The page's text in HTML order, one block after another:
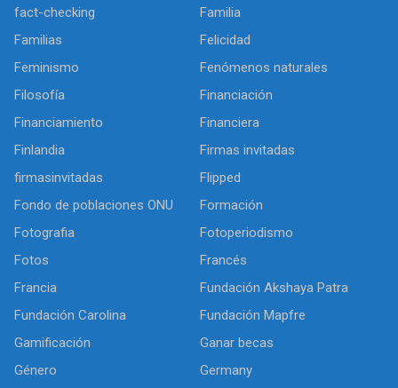
fact-checking
Familia
Familias
Felicidad
Feminismo
Fenómenos naturales
Filosofía
Financiación
Financiamiento
Financiera
Finlandia
Firmas invitadas
firmasinvitadas
Flipped
Fondo de poblaciones ONU
Formación
Fotografia
Fotoperiodismo
Fotos
Francés
Francia
Fundación Akshaya Patra
Fundación Carolina
Fundación Mapfre
Gamificación
Ganar becas
Género
Germany